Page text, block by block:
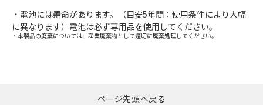
・電池には寿命があります。（目安5年間：使用条件により大幅
に異なります）電池は必ず専用品を使用してください。
・本製品の廃棄については、産業廃棄物として適切に廃棄処理してください。
ページ先頭へ戻る